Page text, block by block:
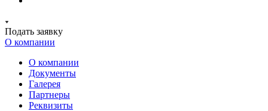
Подать заявку
О компании
О компании
Документы
Галерея
Партнеры
Реквизиты